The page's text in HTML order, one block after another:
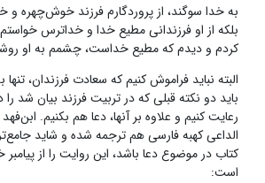
به خدا سوگند، از پروردگارم فرزند خوش‌چهره
بلکه از او فرزندانی مطیع خدا و خداترس خواستم
کردم و دیدم که مطیع خداست، چشمم به او
البته نباید فراموش کنیم که سعادت فرزندان،
باید دو نکته‌ قبلی که در تربیت فرزند بیان شد
رعایت کنیم و علاوه بر آنها، دعا هم بکنیم.
الداعی کهبه فارسی هم ترجمه شده و شاید
کتاب در موضوع دعا باشد، این روایت را از
است: